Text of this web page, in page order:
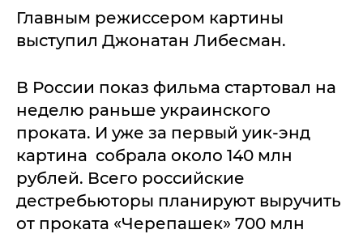
Главным режиссером картины
выступил Джонатан Либесман.
В России показ фильма стартовал на
неделю раньше украинского
проката. И уже за первый уик-энд
картина собрала около 140 млн
рублей. Всего российские
дестребьюторы планируют выручить
от проката «Черепашек» 700 млн